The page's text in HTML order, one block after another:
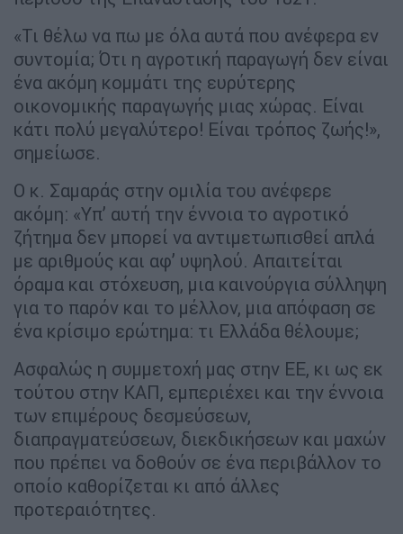
«Τι θέλω να πω με όλα αυτά που ανέφερα εν
συντομία; Ότι η αγροτική παραγωγή δεν είναι
ένα ακόμη κομμάτι της ευρύτερης
οικονομικής παραγωγής μιας χώρας. Είναι
κάτι πολύ μεγαλύτερο! Είναι τρόπος ζωής!»,
σημείωσε.
Ο κ. Σαμαράς στην ομιλία του ανέφερε
ακόμη: «Υπ’ αυτή την έννοια το αγροτικό
ζήτημα δεν μπορεί να αντιμετωπισθεί απλά
με αριθμούς και αφ’ υψηλού. Απαιτείται
όραμα και στόχευση, μια καινούργια σύλληψη
για το παρόν και το μέλλον, μια απόφαση σε
ένα κρίσιμο ερώτημα: τι Ελλάδα θέλουμε;
Ασφαλώς η συμμετοχή μας στην ΕΕ, κι ως εκ
τούτου στην ΚΑΠ, εμπεριέχει και την έννοια
των επιμέρους δεσμεύσεων,
διαπραγματεύσεων, διεκδικήσεων και μαχών
που πρέπει να δοθούν σε ένα περιβάλλον το
οποίο καθορίζεται κι από άλλες
προτεραιότητες.